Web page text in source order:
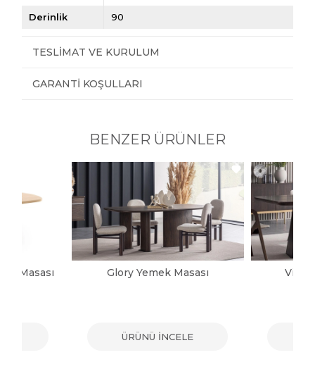
Derinlik 90
TESLIMAT VE KURULUM
GARANTI KOŞULLARI
BENZER ÜRÜNLER
Masası Glory Yemek Masası
ÜRÜNÜ İNCELE
Victor